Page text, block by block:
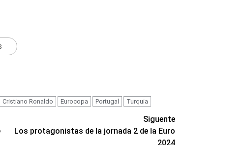
Cristiano Ronaldo Eurocopa Portugal Turquia
Siguente
Los protagonistas de la jornada 2 de la Euro
2024